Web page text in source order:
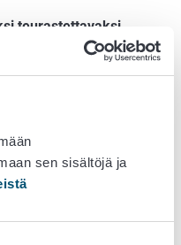
sen sisältöjä ja
teurastettavaksi
sikoja, jotka kuljetetaan
kohdan 14
saatavaa tuoretta
vain Suomessa.
on käsiteltävä